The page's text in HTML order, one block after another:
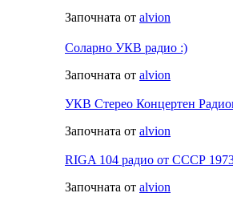
Започната от alvion
Соларно УКВ радио :)
Започната от alvion
УКВ Стерео Концертен
Започната от alvion
RIGA 104 радио от СССР 1973
Започната от alvion